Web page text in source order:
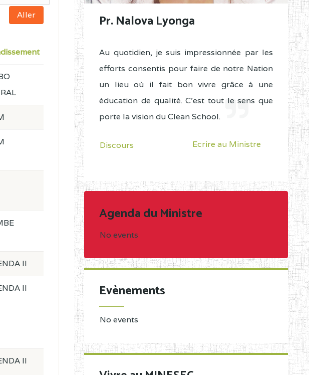
II
II
II
Pr. Nalova Lyonga
Au quotidien, je suis impressionnée par les
efforts consentis pour faire de notre Nation
un lieu où il fait bon vivre grâce à une
éducation de qualité. C'est tout le sens que
porte la vision du Clean School.
Discours Ecrire au Ministre
Agenda du Ministre
No events
Evènements
No events